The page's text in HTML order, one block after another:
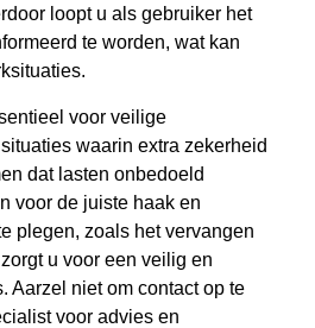
loopt u als gebruiker het
te worden, wat kan
voor veilige
waarin extra zekerheid
dat lasten onbedoeld
voor de juiste haak en
plegen, zoals het vervangen
u voor een veilig en
Aarzel niet om contact op te
voor advies en